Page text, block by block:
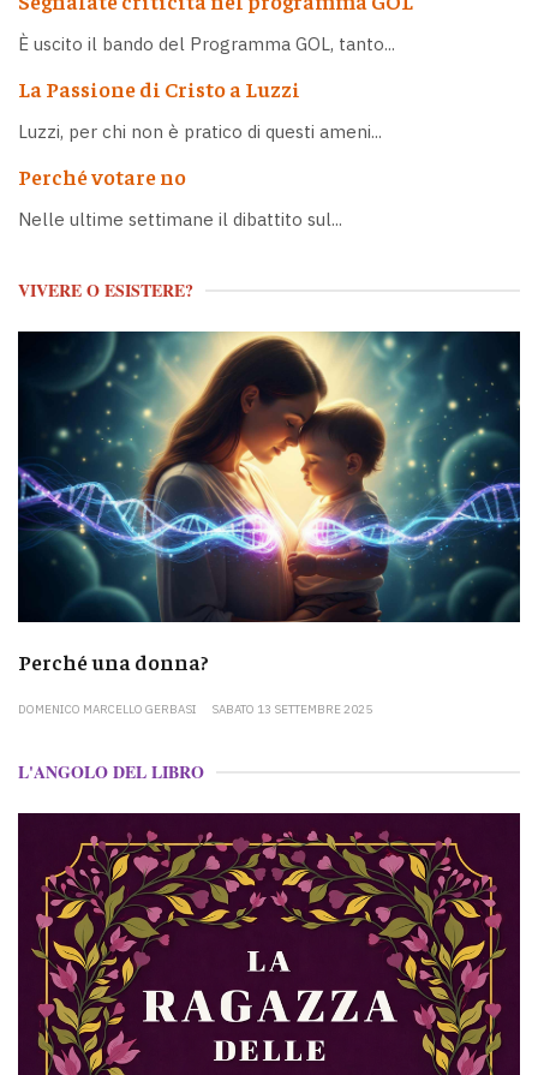
È uscito il bando del Programma GOL, tanto...
La Passione di Cristo a Luzzi
Luzzi, per chi non è pratico di questi ameni...
Perché votare no
Nelle ultime settimane il dibattito sul...
VIVERE O ESISTERE?
Perché una donna?
DOMENICO MARCELLO GERBASI SABATO 13 SETTEMBRE 2025
L'ANGOLO DEL LIBRO